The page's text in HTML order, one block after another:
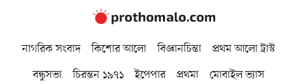
নাগরিক সংবাদ কিশোর আলো বিজ্ঞানচিন্তা
প্রথম আলো ট্রাস্ট
বন্ধুসভা
চিরন্তন ১৯৭১ ইপেপার প্রথমা মোবাইল ভ্যাস